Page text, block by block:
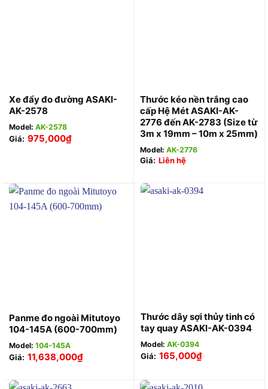
Xe đẩy đo đường ASAKI-
AK-2578
Model: AK-2578
Giá: 975,000₫
Thước kéo nền trắng cao
cấp Hệ Mét ASAKI-AK-
2776 đến AK-2783 (Size từ
3m x 19mm – 10m x 25mm)
Model: AK-2776
Giá: Liên hệ
Panme đo ngoài Mitutoyo
104-145A (600-700mm)
Model: 104-145A
Giá: 11,638,000₫
Thước dây sợi thủy tinh có
tay quay ASAKI-AK-0394
Model: AK-0394
Giá: 165,000₫